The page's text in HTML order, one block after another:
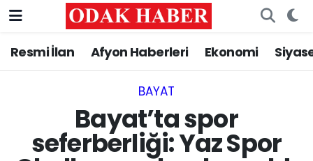
Resmi İlan Afyon Haberleri Ekonomi
BAYAT
Bayat’ta spor
seferberliği: Yaz Spor
AFYONKARAHİSAR HABERLERİ
ASAYİŞ
Nöbetçi Eczaneler
Trafik Durumu